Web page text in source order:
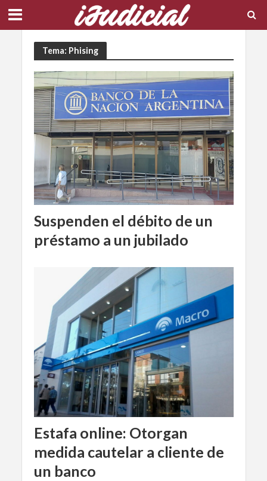
Tema: Phising
Suspenden el débito de un
préstamo a un jubilado
Estafa online: Otorgan
medida cautelar a cliente de
un banco